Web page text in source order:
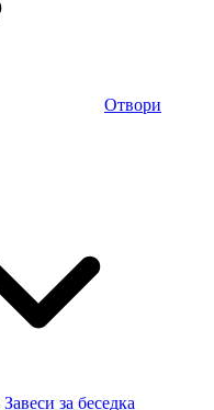
Отвори
Завеси за беседка